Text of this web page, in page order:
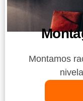
Montamos